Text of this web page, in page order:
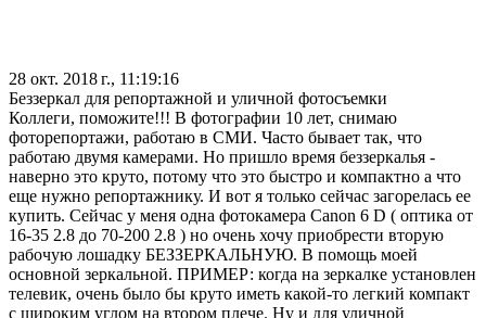
28 окт. 2018 г., 11:19:16
Беззеркал для репортажной и уличной фотосъемки
Коллеги, поможите!!! В фотографии 10 лет, снимаю
фоторепортажи, работаю в СМИ. Часто бывает так, что
работаю двумя камерами. Но пришло время беззеркалья -
наверно это круто, потому что это быстро и компактно а что
еще нужно репортажнику. И вот я только сейчас загорелась ее
купить. Сейчас у меня одна фотокамера Canon 6 D ( оптика от
16-35 2.8 до 70-200 2.8 ) но очень хочу приобрести вторую
рабочую лошадку БЕЗЗЕРКАЛЬНУЮ. В помощь моей
основной зеркальной. ПРИМЕР: когда на зеркалке установлен
телевик, очень было бы круто иметь какой-то легкий компакт
с широким углом на втором плече. Ну и для уличной